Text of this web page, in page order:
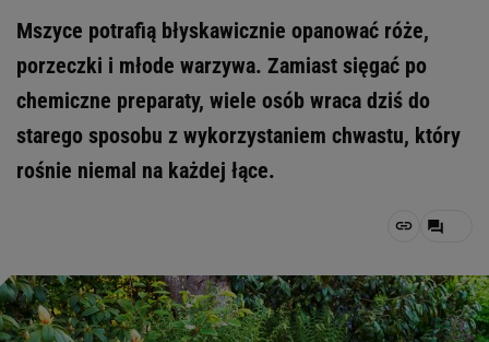
Mszyce potrafią błyskawicznie opanować róże,
porzeczki i młode warzywa. Zamiast sięgać po
chemiczne preparaty, wiele osób wraca dziś do
starego sposobu z wykorzystaniem chwastu, który
rośnie niemal na każdej łące.